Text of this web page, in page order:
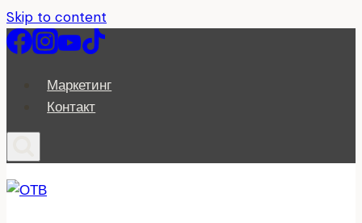
Skip to content
Маркетинг
Контакт